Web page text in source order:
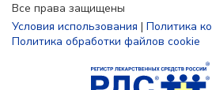
Все права защищены
Условия использования | Политика
Политика обработки файлов cookie